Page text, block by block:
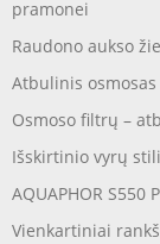
pramonei
Raudono aukso
Atbulinis
Osmoso filtrų –
Išskirtinio vyrų
AQUAPHOR S550
Vienkartiniai